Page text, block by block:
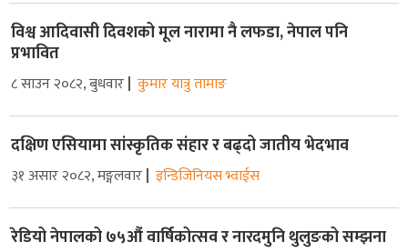
विश्व आदिवासी दिवशको मूल नारामा नै लफडा, नेपाल पनि
प्रभावित
८ साउन २०८२, बुधवार कुमार यात्रु तामाङ
दक्षिण एसियामा सांस्कृतिक संहार र बढ्दो जातीय भेदभाव
३१ असार २०८२, मङ्गलवार इन्डिजिनियस भ्वाईस
रेडियो नेपालको ७५औं वार्षिकोत्सव र नारदमुनि थुलुङको सम्झना